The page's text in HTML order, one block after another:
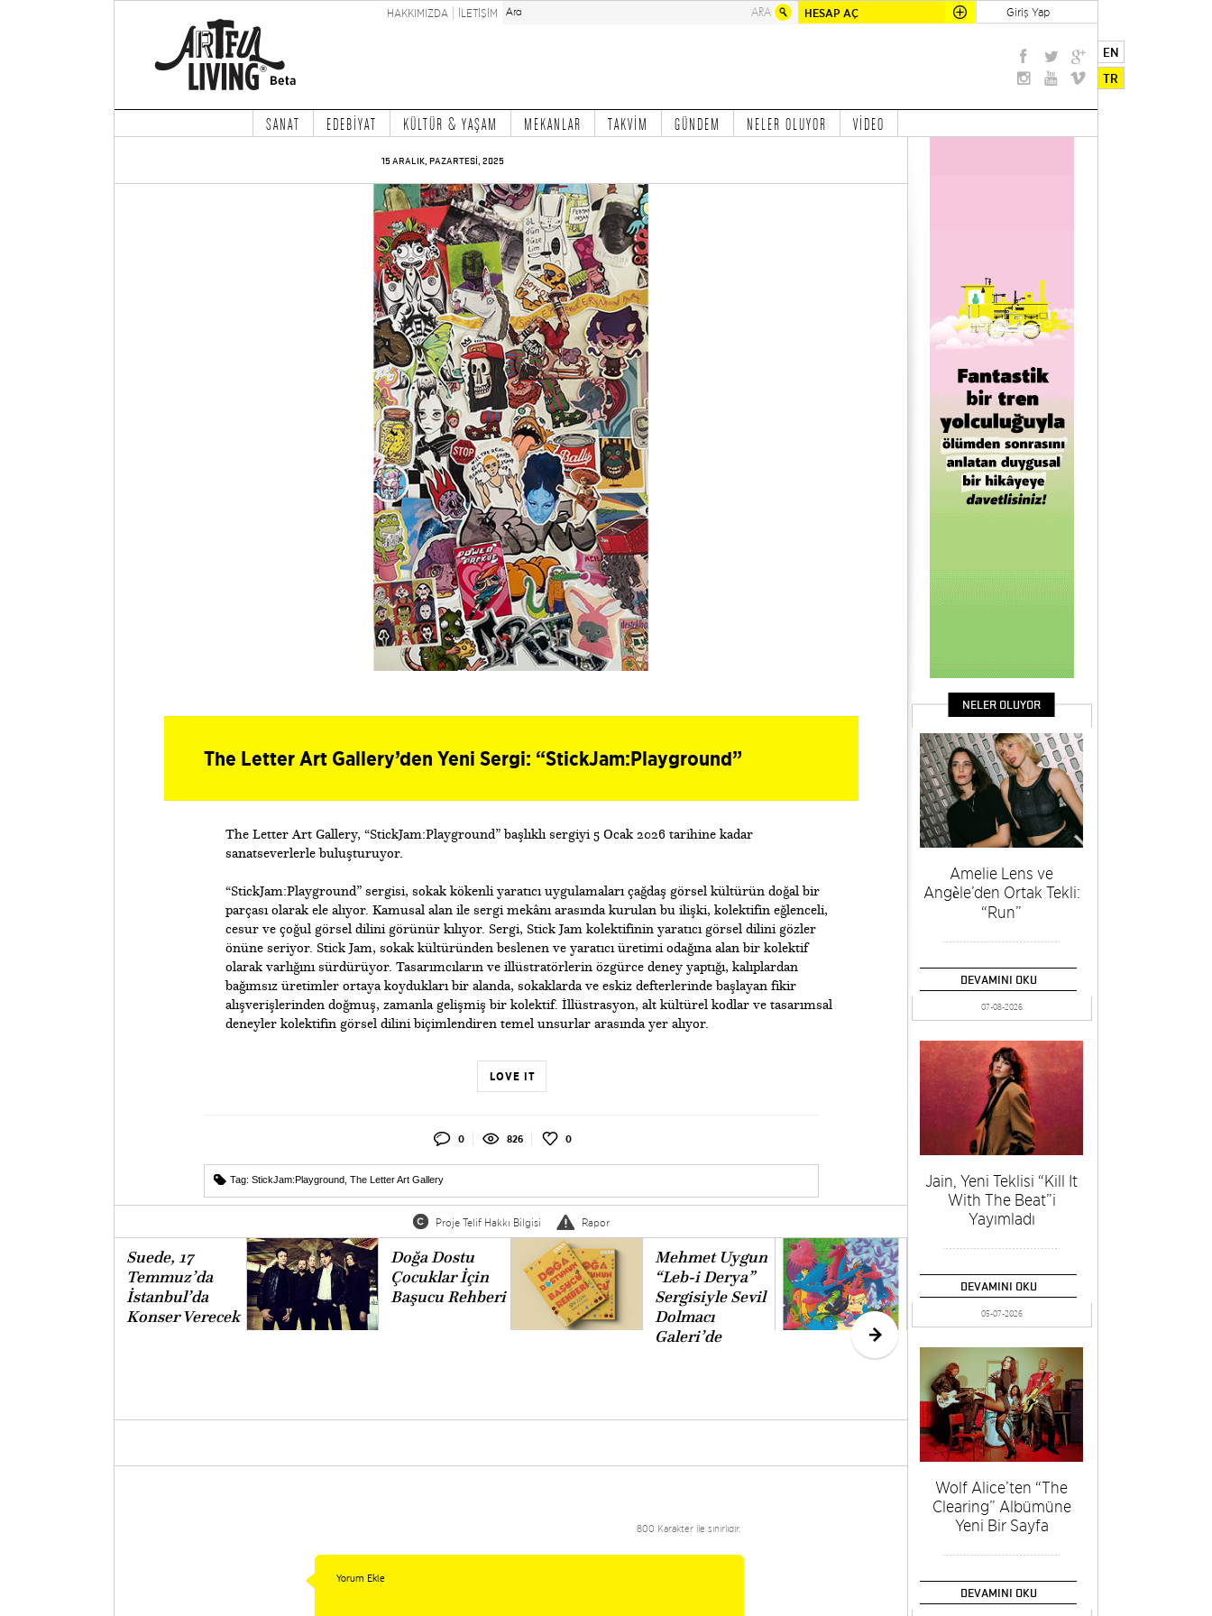
HESAP AÇ Giriş Yap
HAKKIMIZDA İLETİŞİM
EN
TR
SANAT EDEBİYAT KÜLTÜR & YAŞAM MEKANLAR TAKVİM GÜNDEM NELER OLUYOR VİDEO
15 ARALIK, PAZARTESİ, 2025
The Letter Art Gallery’den Yeni Sergi: “StickJam:Playground”
The Letter Art Gallery, “StickJam:Playground” başlıklı sergiyi 5 Ocak 2026 tarihine kadar
sanatseverlerle buluşturuyor.
​“StickJam:Playground” sergisi, sokak kökenli yaratıcı uygulamaları çağdaş görsel kültürün doğal bir
parçası olarak ele alıyor. Kamusal alan ile sergi mekânı arasında kurulan bu ilişki, kolektifin eğlenceli,
cesur ve çoğul görsel dilini görünür kılıyor. Sergi, Stick Jam kolektifinin yaratıcı görsel dilini gözler
önüne seriyor. Stick Jam, sokak kültüründen beslenen ve yaratıcı üretimi odağına alan bir kolektif
olarak varlığını sürdürüyor. Tasarımcıların ve illüstratörlerin özgürce deney yaptığı, kalıplardan
bağımsız üretimler ortaya koydukları bir alanda, sokaklarda ve eskiz defterlerinde başlayan fikir
alışverişlerinden doğmuş, zamanla gelişmiş bir kolektif. İllüstrasyon, alt kültürel kodlar ve tasarımsal
deneyler kolektifin görsel dilini biçimlendiren temel unsurlar arasında yer alıyor.
LOVE IT
0 826 0
Tag: StickJam:Playground The Letter Art Gallery
Proje Telif Hakkı Bilgisi Rapor
Suede, 17
Temmuz’da
İstanbul’da
Konser Verecek
Doğa Dostu
Çocuklar İçin
Başucu Rehberi
Mehmet Uygun
“Leb-i Derya”
Sergisiyle Sevil
Dolmacı
Galeri’de
“Büyülü Kaçış”
Sergisi x-ist’te
800 Karakter ile sınırlıdır.
NELER OLUYOR
Amelie Lens ve
Angèle’den Ortak Tekli:
“Run”
DEVAMINI OKU
07-08-2026
Jain, Yeni Teklisi “Kill It
With The Beat”i
Yayımladı
DEVAMINI OKU
05-07-2026
Wolf Alice’ten “The
Clearing” Albümüne
Yeni Bir Sayfa
DEVAMINI OKU